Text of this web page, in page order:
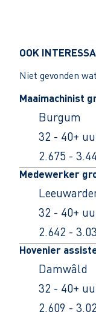
OOK
Niet gevonden
Maaimachinist
Burgum
32 - 40+
2.675 -
Medewerker
32 - 40+
2.642 -
Hovenier
Damwâld
32 - 40+
2.609 -